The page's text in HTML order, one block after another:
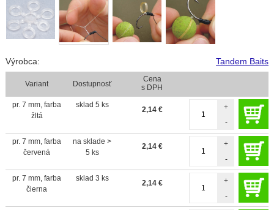
Výrobca: Tandem Baits
Variant Dostupnosť
Cena
s DPH
pr. 7 mm, farba
žltá
sklad 5 ks
2,14 €
-
+
pr. 7 mm, farba
červená
na sklade >
5 ks
2,14 €
-
+
pr. 7 mm, farba
čierna
sklad 3 ks
2,14 €
-
+